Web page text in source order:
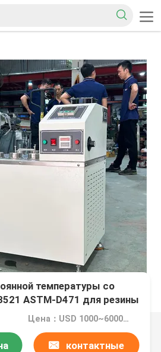
температуры со
ASTM-D471 для резины
RT ~ 300 градусовЦена：USD 1000~6000/per set
контактные